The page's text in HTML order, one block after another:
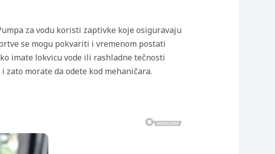
za vodu koristi zaptivke koje osiguravaju
se mogu pokvariti i vremenom postati
imate lokvicu vode ili rashladne tečnosti
morate da odete kod mehaničara.